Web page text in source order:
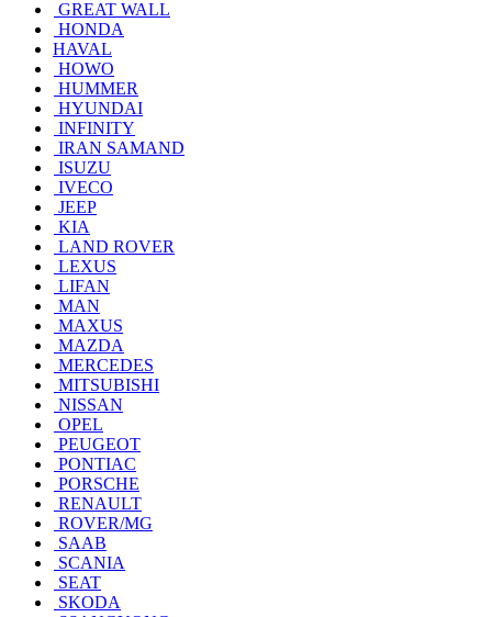
GREAT WALL
HONDA
HAVAL
HOWO
HUMMER
HYUNDAI
INFINITY
IRAN SAMAND
ISUZU
IVECO
JEEP
KIA
LAND ROVER
LEXUS
LIFAN
MAN
MAXUS
MAZDA
MERCEDES
MITSUBISHI
NISSAN
OPEL
PEUGEOT
PONTIAC
PORSCHE
RENAULT
ROVER/MG
SAAB
SCANIA
SEAT
SKODA